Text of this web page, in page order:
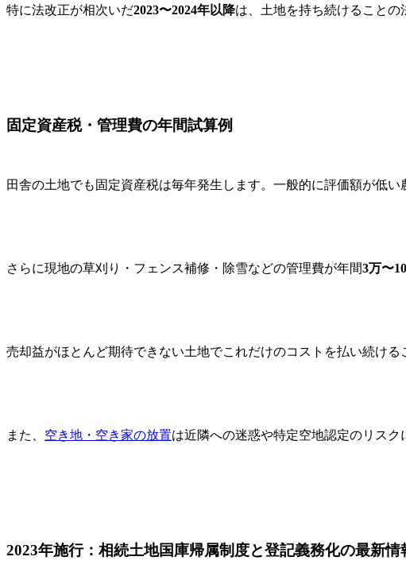
特に法改正が相次いだ2023〜2024年以降は、土地を持ち続けることの
固定資産税・管理費の年間試算例
田舎の土地でも固定資産税は毎年発生します。一般的に評価額が低
さらに現地の草刈り・フェンス補修・除雪などの管理費が年間3万〜
売却益がほとんど期待できない土地でこれだけのコストを払い続け
また、 空き地・空き家の放置は近隣への迷惑や特定空地認定のリスク
2023年施行：相続土地国庫帰属制度と登記義務化の最新情